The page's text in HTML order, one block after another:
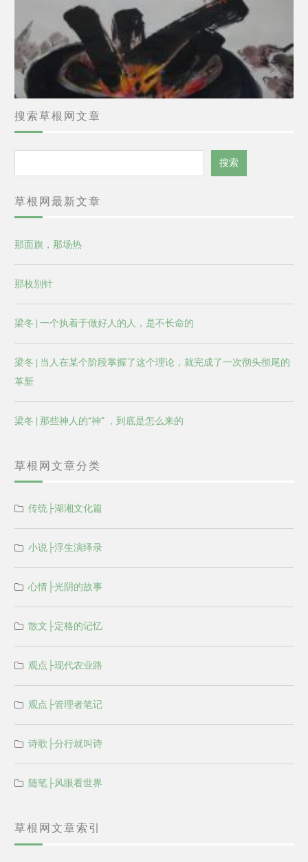
搜索草根网文章
索
搜索
草根网最新文章
那面旗，那场热
那枚别针
梁冬 | 一个执着于做好人的人，是不长命的
梁冬 | 当人在某个阶段掌握了这个理论，就完成了一次彻头彻尾的
革新
梁冬 | 那些神人的“神” ，到底是怎么来的
草根网文章分类
传统├湖湘文化篇
小说├浮生演绎录
心情├光阴的故事
散文├定格的记忆
观点├现代农业路
观点├管理者笔记
诗歌├分行就叫诗
随笔├风眼看世界
草根网文章索引